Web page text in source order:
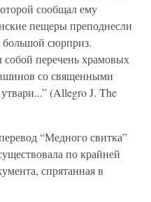
сообщал ему
пещеры преподнесли
сюрприз.
перечень храмовых
со священными
(Allegro J. The
“Медного свитка”
по крайней
спрятанная в